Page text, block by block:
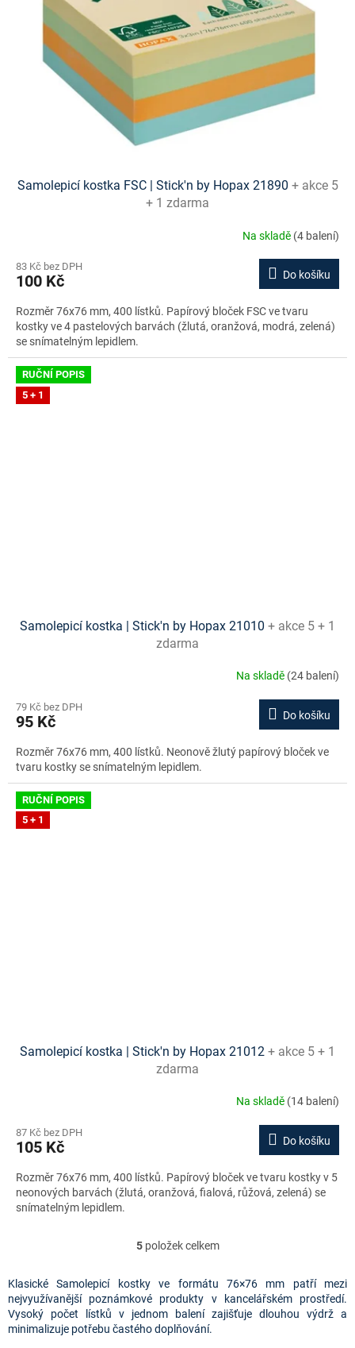
Samolepicí kostka FSC | Stick'n by Hopax 21890 + akce 5
+ 1 zdarma
Na skladě (4 balení)
83 Kč bez DPH
100 Kč Do košíku
Rozměr 76x76 mm, 400 lístků. Papírový bloček FSC ve tvaru
kostky ve 4 pastelových barvách (žlutá, oranžová, modrá, zelená)
se snímatelným lepidlem.
RUČNÍ POPIS
5 + 1
Samolepicí kostka | Stick'n by Hopax 21010 + akce 5 + 1
zdarma
Na skladě (24 balení)
79 Kč bez DPH
95 Kč Do košíku
Rozměr 76x76 mm, 400 lístků. Neonově žlutý papírový bloček ve
tvaru kostky se snímatelným lepidlem.
RUČNÍ POPIS
5 + 1
Samolepicí kostka | Stick'n by Hopax 21012 + akce 5 + 1
zdarma
Na skladě (14 balení)
87 Kč bez DPH
105 Kč Do košíku
Rozměr 76x76 mm, 400 lístků. Papírový bloček ve tvaru kostky v 5
neonových barvách (žlutá, oranžová, fialová, růžová, zelená) se
snímatelným lepidlem.
O
l
á
d
a
5položek celkem
Klasické Samolepicí kostky ve formátu 76×76 mm patří mezi
nejvyužívanější poznámkové produkty v kancelářském prostředí.
Vysoký počet lístků v jednom balení zajišťuje dlouhou výdrž a
minimalizuje potřebu častého doplňování.